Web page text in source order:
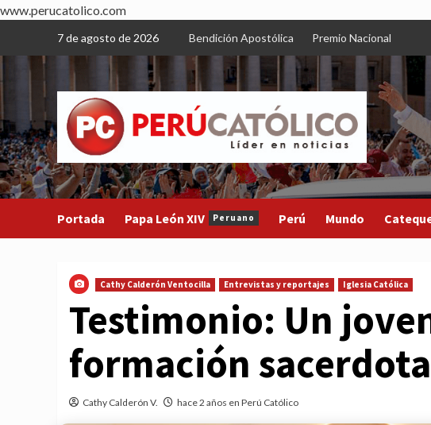
www.perucatolico.com
content
7 de agosto de 2026 Bendición Apostólica Premio Nacional
Portada Papa León XIV Peruano Perú Mundo
Cathy Calderón Ventocilla Entrevistas y reportajes Iglesia Católica
Testimonio: Un
formación
Cathy Calderón V. hace 2 años en Perú Católico